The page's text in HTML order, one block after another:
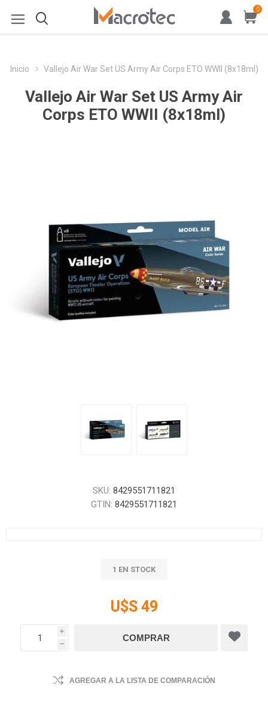
0
Inicio Vallejo Air War Set US Army Air Corps ETO WWII (8x18ml)
Vallejo Air War Set US Army Air
Corps ETO WWII (8x18ml)
SKU: 8429551711821
GTIN: 8429551711821
1 EN STOCK
U$S 49
i
h
AGREGAR A LA LISTA DE COMPARACIÓN